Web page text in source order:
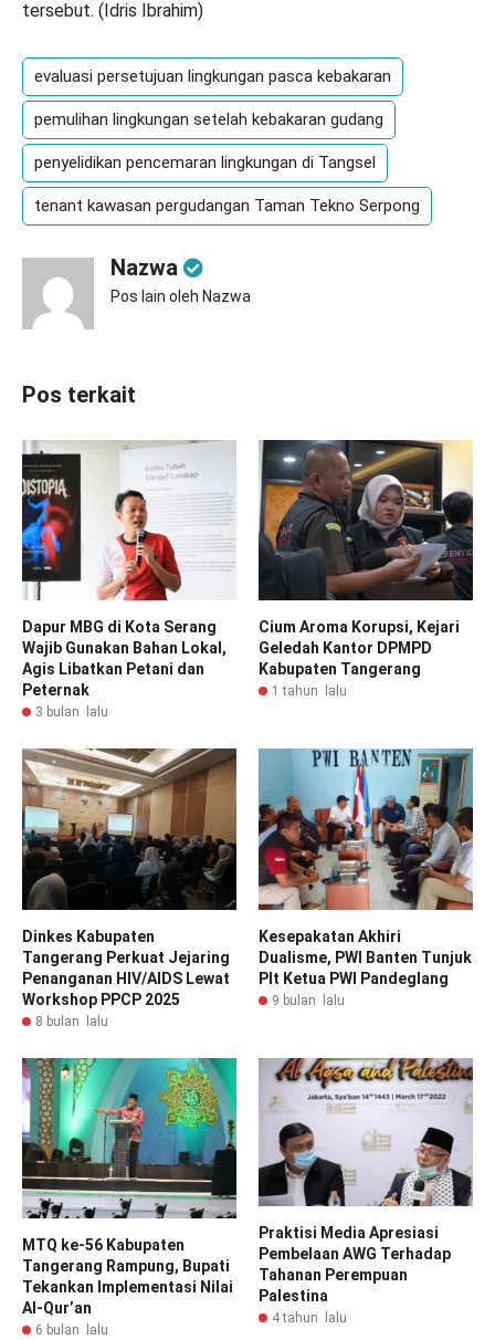
tersebut. (Idris Ibrahim)
evaluasi persetujuan lingkungan pasca kebakaran
pemulihan lingkungan setelah kebakaran gudang
penyelidikan pencemaran lingkungan di Tangsel
tenant kawasan pergudangan Taman Tekno Serpong
Nazwa
Pos lain oleh Nazwa
Pos terkait
Dapur MBG di Kota Serang
Wajib Gunakan Bahan Lokal,
Agis Libatkan Petani dan
Peternak
3 bulan lalu
Cium Aroma Korupsi, Kejari
Geledah Kantor DPMPD
Kabupaten Tangerang
1 tahun lalu
Dinkes Kabupaten
Tangerang Perkuat Jejaring
Penanganan HIV/AIDS Lewat
Workshop PPCP 2025
8 bulan lalu
Kesepakatan Akhiri
Dualisme, PWI Banten Tunjuk
Plt Ketua PWI Pandeglang
9 bulan lalu
MTQ ke-56 Kabupaten
Tangerang Rampung, Bupati
Tekankan Implementasi Nilai
Al-Qur’an
6 bulan lalu
Praktisi Media Apresiasi
Pembelaan AWG Terhadap
Tahanan Perempuan
Palestina
4 tahun lalu